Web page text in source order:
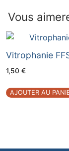
Vous
Vitrophanie
1,50 €
AJOUTER AU